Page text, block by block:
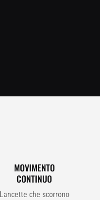
MOVIMENTO
CONTINUO
Lancette che scorrono